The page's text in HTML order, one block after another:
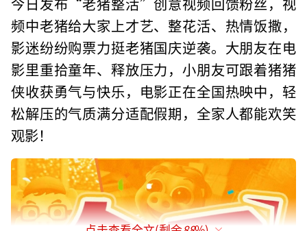
频中老猪给大家上才艺、整花活、热情饭撒，
影迷纷纷购票力挺老猪国庆逆袭。大朋友在电
影里重拾童年、释放压力，小朋友可跟着猪猪
侠收获勇气与快乐，电影正在全国热映中，轻
松解压的气质满分适配假期，全家人都能欢笑
观影！